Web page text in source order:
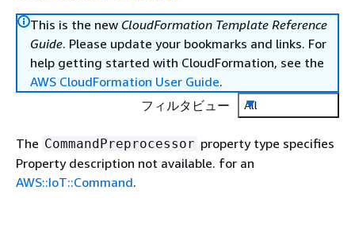
This is the new CloudFormation Template Reference
Guide. Please update your bookmarks and links. For
help getting started with CloudFormation, see the
AWS CloudFormation User Guide.
フィルタビュー
All
The CommandPreprocessor property type specifies
Property description not available. for an
AWS::IoT::Command.